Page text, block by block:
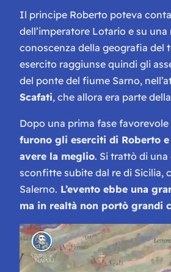
Il principe Roberto poteva
dell’imperatore Lotario e su
conoscenza della geografia del
esercito raggiunse quindi gli
del ponte del fiume Sarno,
Scafati, che allora era parte
Dopo una prima fase
furono gli eserciti di Roberto e
avere la meglio. Si trattò di una
sconfitte subite dal re di Sicilia,
Salerno. L’evento ebbe una
ma in realtà non portò grandi